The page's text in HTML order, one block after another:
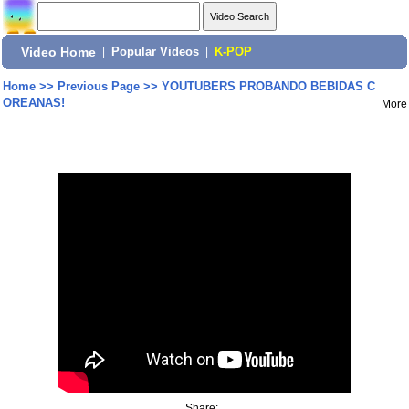
Video Home Popular Videos K-POP
Home>> Previous Page>> YOUTUBERS PROBANDO BEBIDAS C
OREANAS!
More